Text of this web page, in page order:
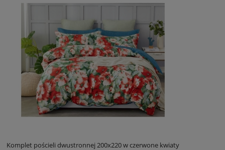
Komplet pościeli dwustronnej 200x220 w czerwone kwiaty